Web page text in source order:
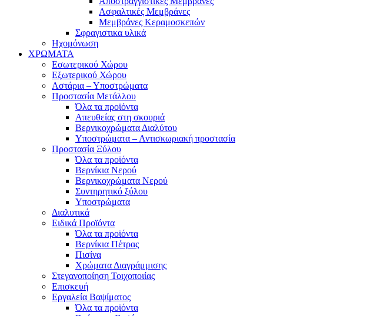
Ασφαλτικές Μεμβράνες
Μεμβράνες Κεραμοσκεπών
Σφραγιστικα υλικά
Ηχομόνωση
ΧΡΩΜΑΤΑ
Εσωτερικού Χώρου
Εξωτερικού Χώρου
Αστάρια – Υποστρώματα
Προστασία Μετάλλου
Όλα τα προϊόντα
Απευθείας στη σκουριά
Βερνικοχρώματα Διαλύτου
Υποστρώματα – Αντισκωριακή προστασία
Προστασία Ξύλου
Όλα τα προϊόντα
Βερνίκια Νερού
Βερνικοχρώματα Νερού
Συντηρητικό ξύλου
Υποστρώματα
Διαλυτικά
Ειδικά Προϊόντα
Όλα τα προϊόντα
Βερνίκια Πέτρας
Πισίνα
Χρώματα Διαγράμμισης
Στεγανοποίηση Τοιχοποιίας
Επισκευή
Εργαλεία Βαψίματος
Όλα τα προϊόντα